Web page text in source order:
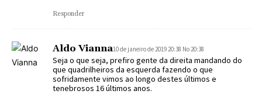
Responder
Aldo Vianna10 de janeiro de 2019 20:38 No 20:38
Seja o que seja, prefiro gente da direita mandando do
que quadrilheiros da esquerda fazendo o que
sofridamente vimos ao longo destes últimos e
tenebrosos 16 últimos anos.